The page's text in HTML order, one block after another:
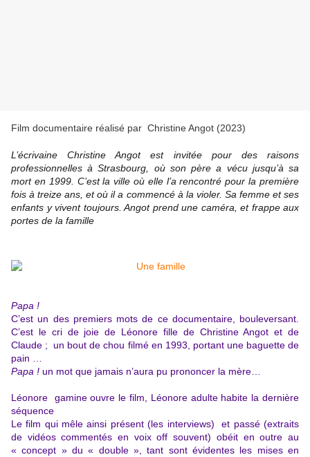
Film documentaire réalisé par Christine Angot (2023)
L’écrivaine Christine Angot est invitée pour des raisons
professionnelles à Strasbourg, où son père a vécu jusqu’à sa
mort en 1999. C’est la ville où elle l’a rencontré pour la première
fois à treize ans, et où il a commencé à la violer. Sa femme et ses
enfants y vivent toujours. Angot prend une caméra, et frappe aux
portes de la famille
Papa !
C’est un des premiers mots de ce documentaire, bouleversant.
C’est le cri de joie de Léonore fille de ChristineAngot et de
Claude ; un bout de chou filmé en 1993, portant une baguette de
pain …
Papa ! un mot que jamais n’aura pu prononcer la mère…
Léonore gamine ouvre le film, Léonore adulte habite la dernière
séquence
Le film qui mêle ainsi présent (les interviews) et passé (extraits
de vidéos commentés en voix off souvent) obéit en outre au
« concept » du « double », tant sont évidentes les mises en